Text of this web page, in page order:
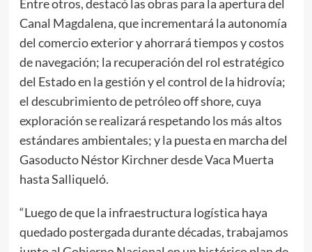
Entre otros, destacó las obras para la apertura del
Canal Magdalena, que incrementará la autonomía
del comercio exterior y ahorrará tiempos y costos
de navegación; la recuperación del rol estratégico
del Estado en la gestión y el control de la hidrovía;
el descubrimiento de petróleo off shore, cuya
exploración se realizará respetando los más altos
estándares ambientales; y la puesta en marcha del
Gasoducto Néstor Kirchner desde Vaca Muerta
hasta Salliqueló.
“Luego de que la infraestructura logística haya
quedado postergada durante décadas, trabajamos